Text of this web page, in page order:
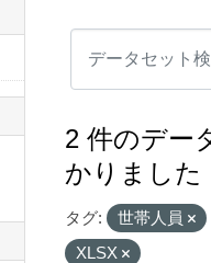
2 件のデー
かりました
タグ:
世帯人員
XLSX